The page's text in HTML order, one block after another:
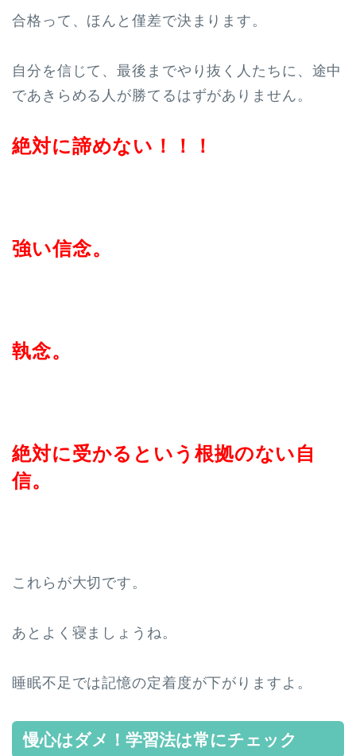
合格って、ほんと僅差で決まります。
自分を信じて、最後までやり抜く人たちに、途中
であきらめる人が勝てるはずがありません。
絶対に諦めない！！！
強い信念。
執念。
絶対に受かるという根拠のない自
信。
これらが大切です。
あとよく寝ましょうね。
睡眠不足では記憶の定着度が下がりますよ。
慢心はダメ！学習法は常にチェック